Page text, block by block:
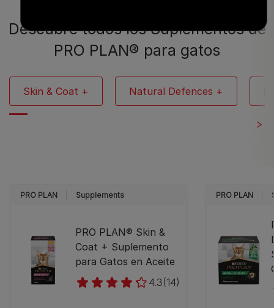
Descubre todos los Suplementos de
PRO PLAN® para gatos
Skin & Coat + Natural Defences +
PRO PLAN Supplements
PRO PLAN® Skin &
Coat + Suplemento
para Gatos en Aceite
4.3(14)
PRO PLAN